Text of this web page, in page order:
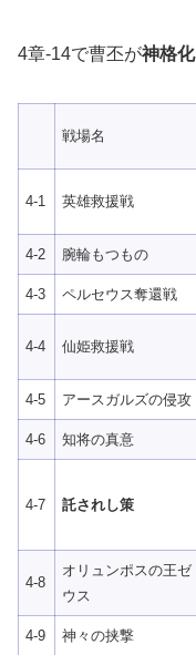
4章-14で曹丕が神格化
戦場名
4-1 英雄救援戦
4-2 腕輪もつもの
4-3 ペルセウス奪還戦
4-4 仙姫救援戦
4-5 アースガルズの侵攻
4-6 知将の真意
4-7 託されし策
4-8
オリュンポスの王ゼ
ウス
4-9 神々の挟撃